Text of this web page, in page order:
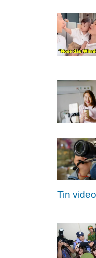
Tin video